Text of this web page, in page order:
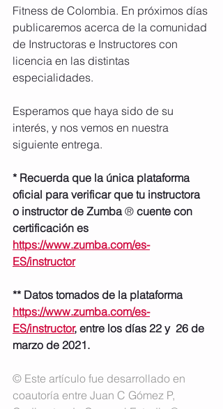
Fitness de Colombia. En próximos días
publicaremos acerca de la comunidad
de Instructoras e Instructores con
licencia en las distintas
especialidades.
Esperamos que haya sido de su
interés, y nos vemos en nuestra
siguiente entrega.
* Recuerda que la única plataforma
oficial para verificar que tu instructora
o instructor de Zumba ® cuente con
certificación es
https://www.zumba.com/es-
ES/instructor
** Datos tomados de la plataforma
https://www.zumba.com/es-
ES/instructor, entre los días 22 y  26 de
marzo de 2021.
© Este artículo fue desarrollado en
coautoría entre Juan C Gómez P,